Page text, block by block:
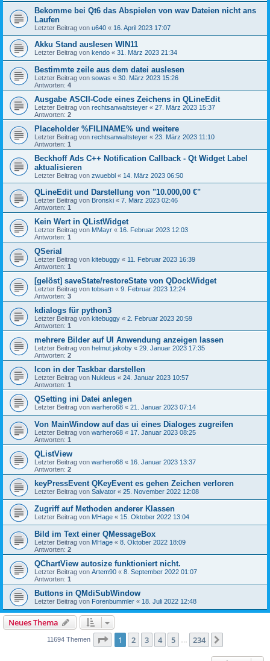
Bekomme bei Qt6 das Abspielen von wav Dateien nicht ans
Laufen
Letzter Beitrag von u640 « 16. April 2023 17:07
Akku Stand auslesen WIN11
Letzter Beitrag von kendo « 31. März 2023 21:34
Bestimmte zeile aus dem datei auslesen
Letzter Beitrag von sowas « 30. März 2023 15:26
Antworten: 4
Ausgabe ASCII-Code eines Zeichens in QLineEdit
Letzter Beitrag von rechtsanwaltsteyer « 27. März 2023 15:37
Antworten: 2
Placeholder %FILINAME% und weitere
Letzter Beitrag von rechtsanwaltsteyer « 23. März 2023 11:10
Antworten: 1
Beckhoff Ads C++ Notification Callback - Qt Widget Label
aktualisieren
Letzter Beitrag von zwuebbl « 14. März 2023 06:50
QLineEdit und Darstellung von "10.000,00 €"
Letzter Beitrag von Bronski « 7. März 2023 02:46
Antworten: 1
Kein Wert in QListWidget
Letzter Beitrag von MMayr « 16. Februar 2023 12:03
Antworten: 1
QSerial
Letzter Beitrag von kitebuggy « 11. Februar 2023 16:39
Antworten: 1
[gelöst] saveState/restoreState von QDockWidget
Letzter Beitrag von tobsam « 9. Februar 2023 12:24
Antworten: 3
kdialogs für python3
Letzter Beitrag von kitebuggy « 2. Februar 2023 20:59
Antworten: 1
mehrere Bilder auf UI Anwendung anzeigen lassen
Letzter Beitrag von helmut.jakoby « 29. Januar 2023 17:35
Antworten: 2
Icon in der Taskbar darstellen
Letzter Beitrag von Nukleus « 24. Januar 2023 10:57
Antworten: 1
QSetting ini Datei anlegen
Letzter Beitrag von warhero68 « 21. Januar 2023 07:14
Von MainWindow auf das ui eines Dialoges zugreifen
Letzter Beitrag von warhero68 « 17. Januar 2023 08:25
Antworten: 1
QListView
Letzter Beitrag von warhero68 « 16. Januar 2023 13:37
Antworten: 2
keyPressEvent QKeyEvent es gehen Zeichen verloren
Letzter Beitrag von Salvator « 25. November 2022 12:08
Zugriff auf Methoden anderer Klassen
Letzter Beitrag von MHage « 15. Oktober 2022 13:04
Bild im Text einer QMessageBox
Letzter Beitrag von MHage « 8. Oktober 2022 18:09
Antworten: 2
QChartView autosize funktioniert nicht.
Letzter Beitrag von Artem90 « 8. September 2022 01:07
Antworten: 1
Buttons in QMdiSubWindow
Letzter Beitrag von Forenbummler « 18. Juli 2022 12:48
Neues Thema
11694 Themen Seite 1von 234
1 2 3 4 5 234